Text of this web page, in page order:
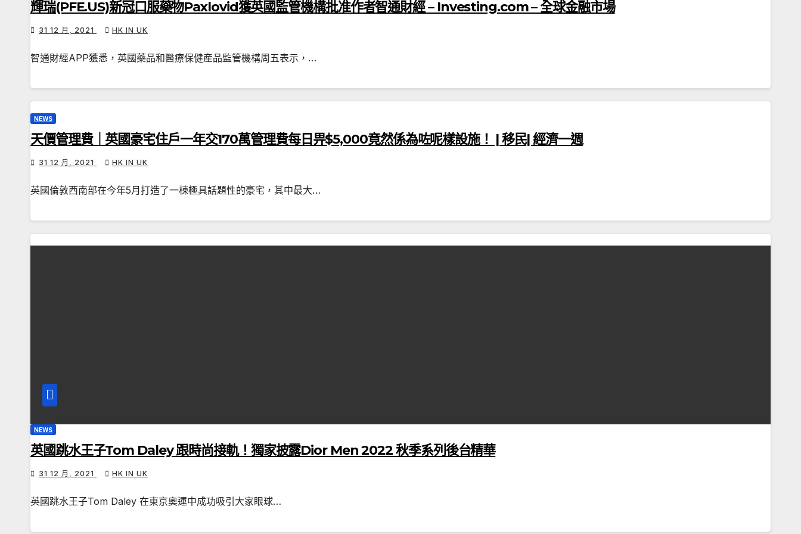
輝瑞(PFE.US)新冠口服藥物Paxlovid獲英國監管機構批准作者智通財經 – Investing.com – 全球金融市場
31 12 月, 2021 HK IN UK
智通財經APP獲悉，英國藥品和醫療保健産品監管機構周五表示，…
NEWS
天價管理費｜英國豪宅住戶一年交170萬管理費每日畀$5,000竟然係為咗呢樣設施！ | 移民| 經濟一週
31 12 月, 2021 HK IN UK
英國倫敦西南部在今年5月打造了一棟極具話題性的豪宅，其中最大…
NEWS
英國跳水王子Tom Daley 跟時尚接軌！獨家披露Dior Men 2022 秋季系列後台精華
31 12 月, 2021 HK IN UK
英國跳水王子Tom Daley 在東京奧運中成功吸引大家眼球…